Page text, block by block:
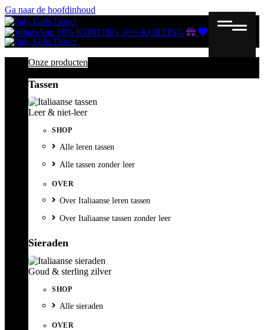
Ga naar de hoofdinhoud
10% KORTING 10% KORTING Gutscheine
Wunschliste
Warenkorb
Onze producten
Tassen
Leer & niet-leer
SHOP
Alle leren tassen
Alle tassen zonder leer
OVER
Over Italiaanse leren tassen
Over Italiaanse tassen zonder leer
Sieraden
Goud & sterling zilver
SHOP
Alle sieraden
OVER